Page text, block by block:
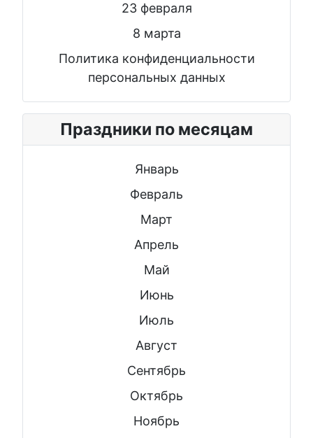
23 февраля
8 марта
Политика конфиденциальности
персональных данных
Праздники по месяцам
Январь
Февраль
Март
Апрель
Май
Июнь
Июль
Август
Сентябрь
Октябрь
Ноябрь